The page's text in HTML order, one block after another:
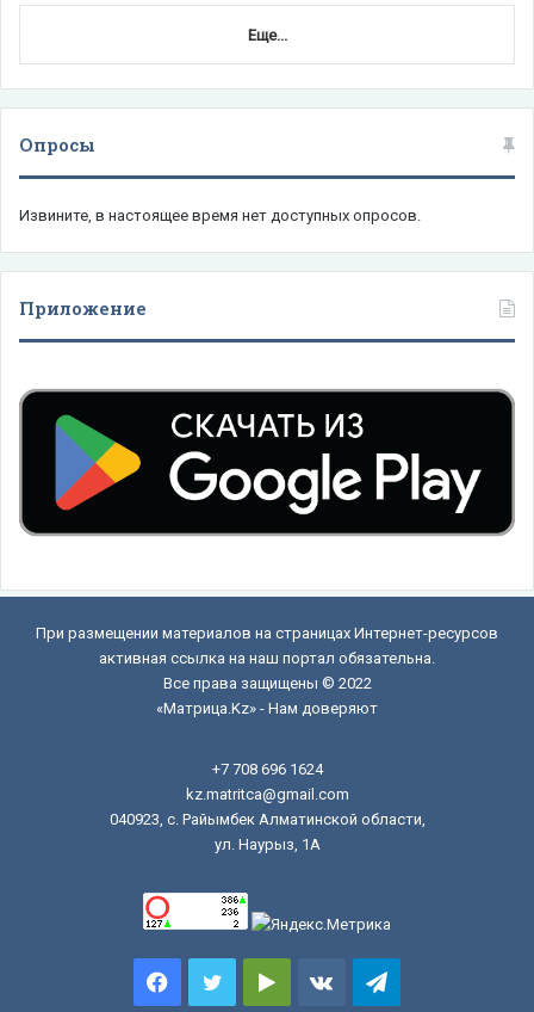
Еще...
Опросы
Извините, в настоящее время нет доступных опросов.
Приложение
При размещении материалов на страницах Интернет-ресурсов
активная ссылка на наш портал обязательна.
Все права защищены © 2022
«Матрица.Kz» - Нам доверяют
+7 708 696 1624
kz.matritca@gmail.com
040923, с. Райымбек Алматинской области,
ул. Наурыз, 1А
FacebookTwitterGoogle vk.comTelegram